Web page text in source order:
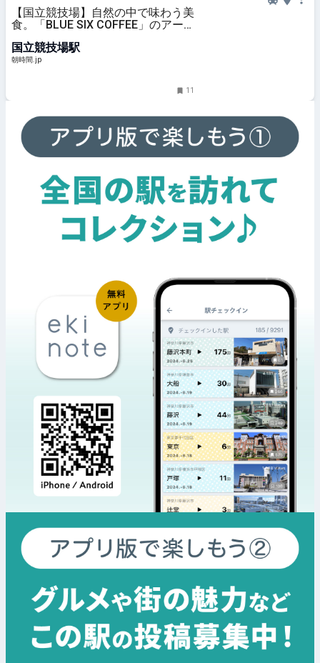
【国立競技場】自然の中で味わう美
食。「BLUE SIX COFFEE」のアー
国立競技場駅
朝時間.jp
11